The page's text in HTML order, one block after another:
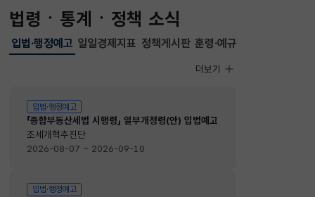
법령ㆍ통계ㆍ정책 소식
입법·행정예고
선택됨
입법·행정예고
입법·행정예고
「종합부동산세법 시행령」 일부개정령(안) 입법예고
조세개혁추진단
2026-08-07 ~ 2026-09-10
입법·행정예고
입법·행정예고
더보기
일일경제지표 정책게시판 훈령·예규